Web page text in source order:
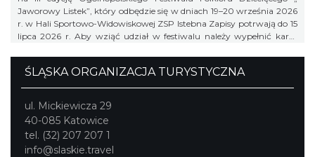
Jaworowy Listek”, który odbędzie się w dniach 19–20 września 2026
r. w Hali Sportowo-Widowiskowej ZSP Istebna Zapisy potrwają do 15
lipca 2026 r. Aby wziąć udział w festiwalu należy wypełnić kartę
ŚLĄSKA ORGANIZACJA TURYSTYCZNA
ul. Mickiewicza 29
40-085 Katowice
tel. (32) 207 207 1
info@slaskie.travel